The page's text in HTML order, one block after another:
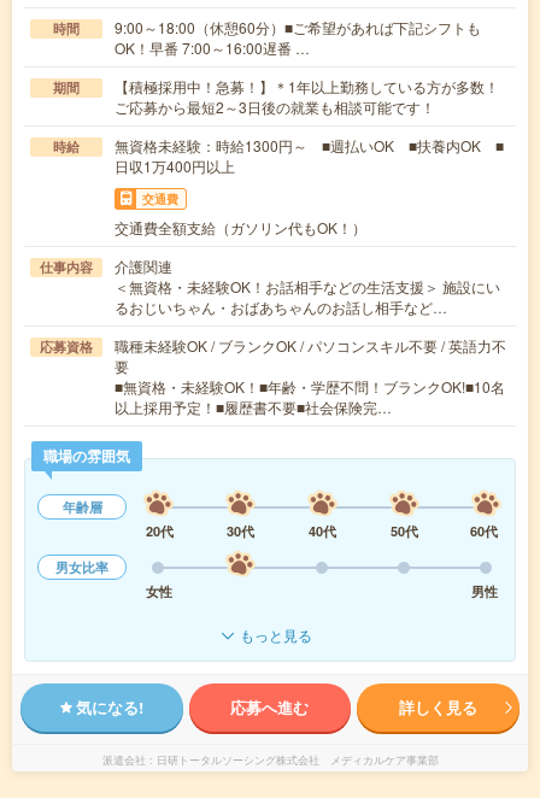
時間
9:00～18:00（休憩60分）■ご希望があれば下記シフトも
OK！早番 7:00～16:00遅番 …
期間
【積極採用中！急募！】＊1年以上勤務している方が多数！
ご応募から最短2～3日後の就業も相談可能です！
時給
無資格未経験：時給1300円～ ■週払いOK ■扶養内OK ■
日収1万400円以上
交通費
交通費全額支給（ガソリン代もOK！）
仕事内容
介護関連
＜無資格・未経験OK！お話相手などの生活支援＞ 施設にい
るおじいちゃん・おばあちゃんのお話し相手など…
応募資格
職種未経験OK / ブランクOK / パソコンスキル不要 / 英語力不
要
■無資格・未経験OK！■年齢・学歴不問！ブランクOK!■10名
以上採用予定！■履歴書不要■社会保険完…
職場の雰囲気
年齢層
20代
30代 40代 50代
60代
男女比率
女性
男性
もっと見る
気になる! 応募へ進む 詳しく見る
派遣会社 日研トータルソーシング株式会社 メディカルケア事業部